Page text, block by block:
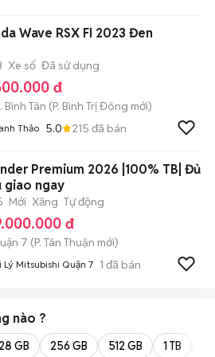
Wave RSX FI 2023 Đen
Xe số Đã sử dụng
đ
Bình Tân (P. Bình Trị Đông mới)
Thảo 5.0 215 đã bán
Premium 2026 |100% TB| Đủ
giao ngay
Mới Xăng Tự động
đ
7 (P. Tân Thuận mới)
Lý Mitsubishi Quận 7 1 đã bán
nào ?
GB 256 GB 512 GB 1 TB